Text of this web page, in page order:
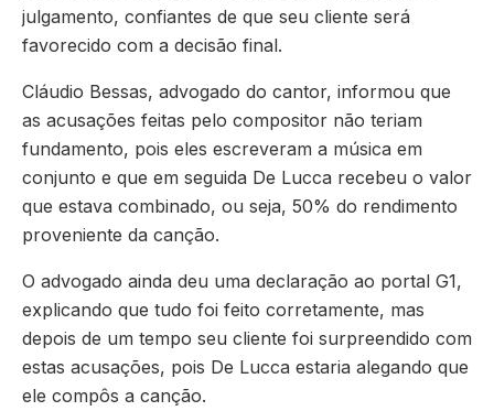
julgamento, confiantes de que seu cliente será
favorecido com a decisão final.
Cláudio Bessas, advogado do cantor, informou que
as acusações feitas pelo compositor não teriam
fundamento, pois eles escreveram a música em
conjunto e que em seguida De Lucca recebeu o valor
que estava combinado, ou seja, 50% do rendimento
proveniente da canção.
O advogado ainda deu uma declaração ao portal G1,
explicando que tudo foi feito corretamente, mas
depois de um tempo seu cliente foi surpreendido com
estas acusações, pois De Lucca estaria alegando que
ele compôs a canção.